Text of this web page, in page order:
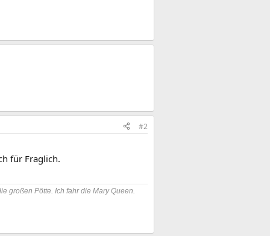
#2
für Fraglich.
großen Pötte. Ich fahr die Mary Queen.